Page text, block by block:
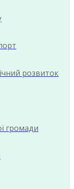
розвиток
громади